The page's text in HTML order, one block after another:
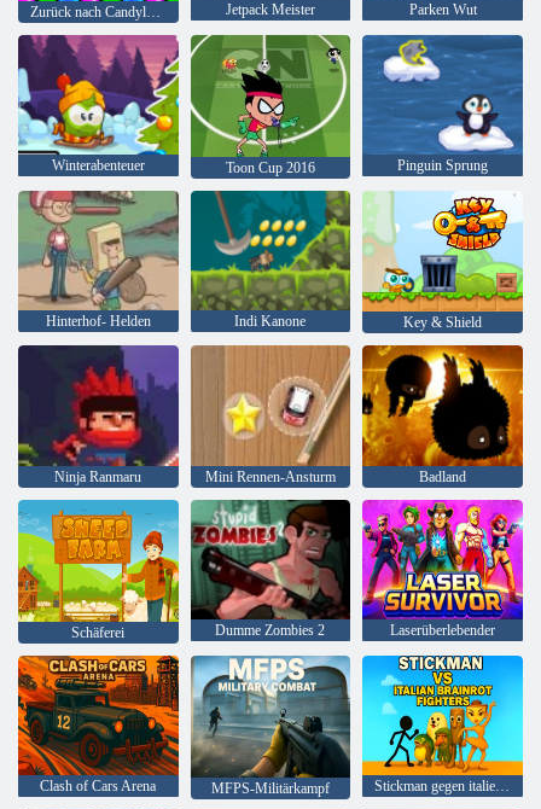
Zurück nach Candyland 4: Lollipop Garden Jetpack Meister Parken Wut
Winterabenteuer Toon Cup 2016 Pinguin Sprung
Hinterhof- Helden Indi Kanone Key & Shield
Ninja Ranmaru Mini Rennen-Ansturm Badland
Schäferei Dumme Zombies 2 Laserüberlebender
Clash of Cars Arena MFPS-Militärkampf Stickman gegen italienische Brainrot-Kämpfer